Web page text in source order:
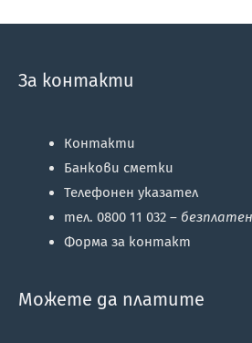
За контакти
Контакти
Банкови сметки
Телефонен указател
тел. 0800 11 032 – безплатен
Форма за контакт
Можете да платите